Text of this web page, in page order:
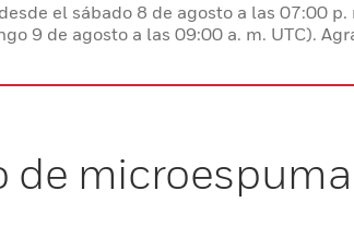
el sábado 8 de agosto a las 07:00
9 de agosto a las 09:00 a. m. UTC).